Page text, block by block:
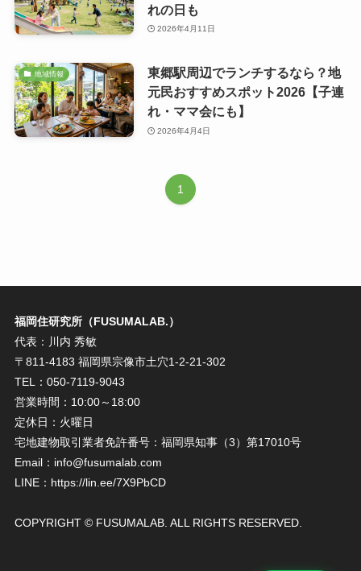
れの日も
2026年4月11日
地域情報
東郷駅周辺でランチするなら？地
元民おすすめスポット2026【子連
れ・ママ会にも】
2026年4月4日
1
福岡住研究所（FUSUMALAB.）
代表：川内 秀敏
〒811-4183 福岡県宗像市土穴1-2-21-302
TEL：050-7119-9043
営業時間：10:00～18:00
定休日：火曜日
宅地建物取引業者免許番号：福岡県知事（3）第17010号
Email：info@fusumalab.com
LINE：https://lin.ee/7X9PbCD
COPYRIGHT © FUSUMALAB. ALL RIGHTS RESERVED.